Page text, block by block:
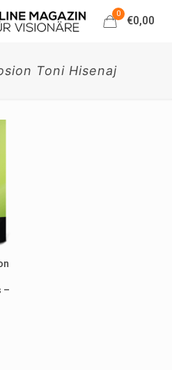
0
€0,00
Toni Hisenaj
–